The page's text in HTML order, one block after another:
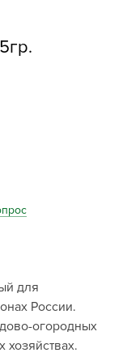
для
России.
огородных
хозяйствах.